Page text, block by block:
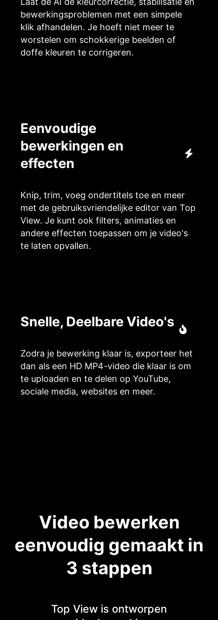
bewerkingsproblemen met een simpele
klik afhandelen. Je hoeft niet meer te
worstelen om schokkerige beelden of
doffe kleuren te corrigeren.
Eenvoudige
bewerkingen en
effecten
Knip, trim, voeg ondertitels toe en meer
met de gebruiksvriendelijke editor van Top
View. Je kunt ook filters, animaties en
andere effecten toepassen om je video's
te laten opvallen.
Snelle, Deelbare Video's
Zodra je bewerking klaar is, exporteer het
dan als een HD MP4-video die klaar is om
te uploaden en te delen op YouTube,
sociale media, websites en meer.
Video bewerken
eenvoudig gemaakt in
3 stappen
Top View is ontworpen